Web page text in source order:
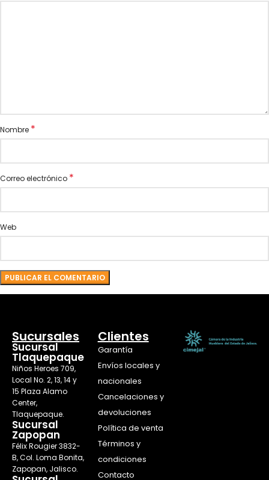
Nombre *
Correo electrónico *
Web
Sucursales
Sucursal
Tlaquepaque
Niños Heroes 709,
Local No. 2, 13, 14 y
15 Plaza Alamo
Center,
Tlaquepaque.
Sucursal
Zapopan
Félix Rougier 3832-
B, Col. Loma Bonita,
Zapopan, Jalisco.
Clientes
Garantía
Envíos locales y
nacionales
Cancelaciones y
devoluciones
Política de venta
Términos y
condiciones
Contacto